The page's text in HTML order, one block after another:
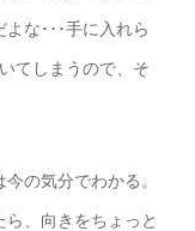
な･･･手に入れら
てしまうので、そ
の気分でわかる。
、向きをちょっと